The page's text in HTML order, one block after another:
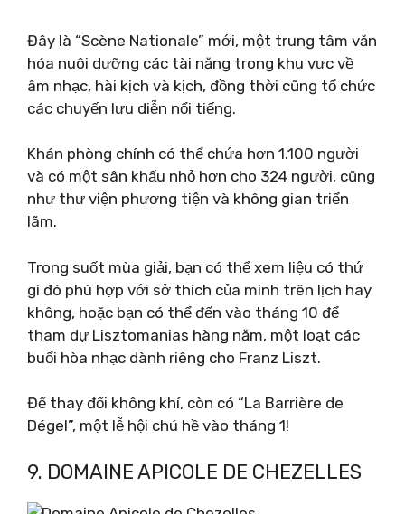
Đây là “Scène Nationale” mới, một trung tâm văn
hóa nuôi dưỡng các tài năng trong khu vực về
âm nhạc, hài kịch và kịch, đồng thời cũng tổ chức
các chuyến lưu diễn nổi tiếng.
Khán phòng chính có thể chứa hơn 1.100 người
và có một sân khấu nhỏ hơn cho 324 người, cũng
như thư viện phương tiện và không gian triển
lãm.
Trong suốt mùa giải, bạn có thể xem liệu có thứ
gì đó phù hợp với sở thích của mình trên lịch hay
không, hoặc bạn có thể đến vào tháng 10 để
tham dự Lisztomanias hàng năm, một loạt các
buổi hòa nhạc dành riêng cho Franz Liszt.
Để thay đổi không khí, còn có “La Barrière de
Dégel”, một lễ hội chú hề vào tháng 1!
9. DOMAINE APICOLE DE CHEZELLES